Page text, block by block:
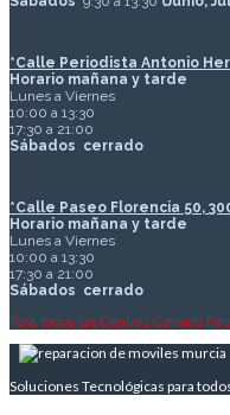
*Calle Periodista Antonio
Horario mañana y tarde
Lunes a Viernes
10:00 a 13:30
17:30 a 21:00
Sábados cerrado
*Calle Paseo Florencia 50,
Horario mañana y tarde
Lunes a Viernes
10:00 a 13:30
17:30 a 21:00
Sábados cerrado
Para todos los Centros Cerrado
Soluciones Tecnológicas para